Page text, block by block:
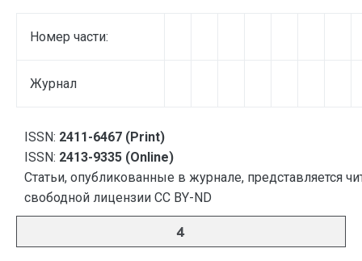
Номер части:
Журнал
ISSN: 2411-6467 (Print)
ISSN: 2413-9335 (Online)
Статьи, опубликованные в журнале, представляется
свободной лицензии CC BY-ND
4